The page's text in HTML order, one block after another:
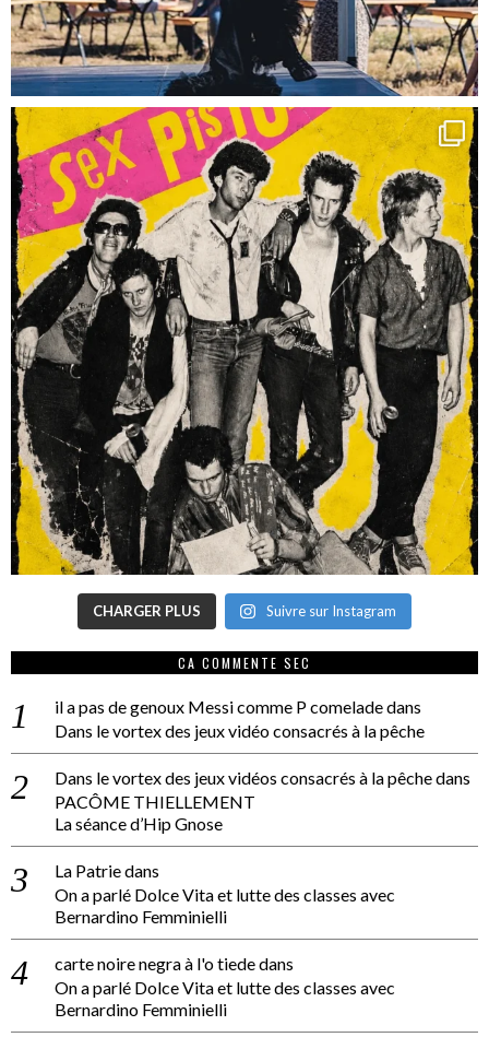
CHARGER PLUS Suivre sur Instagram
CA COMMENTE SEC
il a pas de genoux Messi comme P comeladedans
Dans le vortex des jeux vidéo consacrés à la pêche
Dans le vortex des jeux vidéos consacrés à la pêchedans
PACÔME THIELLEMENT
La séance d’Hip Gnose
La Patriedans
On a parlé Dolce Vita et lutte des classes avec
Bernardino Femminielli
carte noire negra à l'o tiededans
On a parlé Dolce Vita et lutte des classes avec
Bernardino Femminielli